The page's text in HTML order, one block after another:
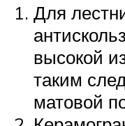
Для
высокой
таким
матовой